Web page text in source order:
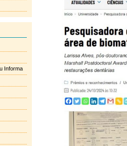
Informa